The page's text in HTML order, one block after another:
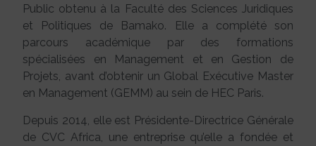
Public obtenu à la Faculté des Sciences Juridiques
et Politiques de Bamako. Elle a complété son
parcours académique par des formations
spécialisées en Management et en Gestion de
Projets, avant d’obtenir un Global Exécutive Master
en Management (GEMM) au sein de HEC Paris.
Depuis 2014, elle est Présidente-Directrice Générale
de CVC Africa, une entreprise qu’elle a fondée et